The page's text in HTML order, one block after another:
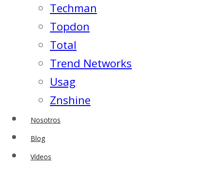
Techman
Topdon
Total
Trend Networks
Usag
Znshine
Nosotros
Blog
Vídeos